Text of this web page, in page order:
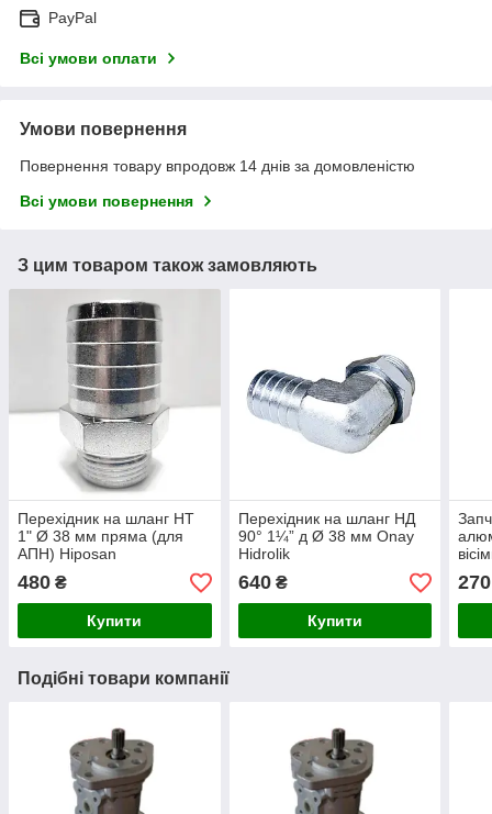
PayPal
Всі умови оплати
Умови повернення
Повернення товару впродовж 14 днів за домовленістю
Всі умови повернення
З цим товаром також замовляють
Перехідник на шланг НТ
1" Ø 38 мм пряма (для
АПН) Hiposan
480 ₴
Купити
Перехідник на шланг НД
90° 1¼” д Ø 38 мм Onay
Hidrolik
640₴
Купити
270
Подібні товари компанії